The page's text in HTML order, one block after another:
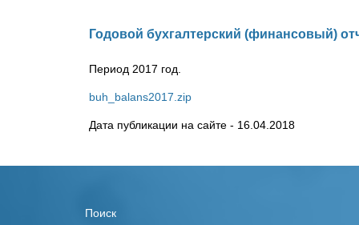
Годовой бухгалтерский (финансовый)
Период 2017 год.
buh_balans2017.zip
Дата публикации на сайте - 16.04.2018
Поиск